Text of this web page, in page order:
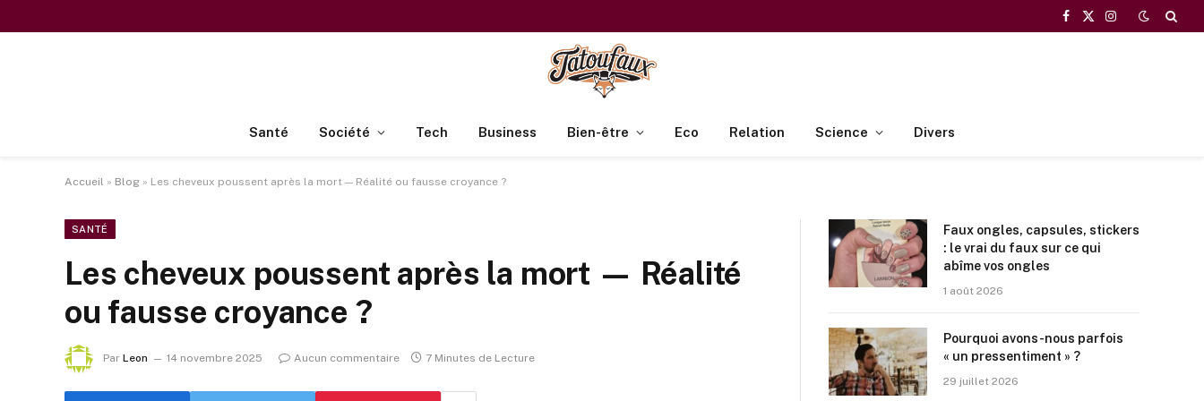
Facebook
X
Instagram
Santé Société Tech Business Bien-être Eco Relation Science Divers
Accueil » Blog » Les cheveux poussent après la mort — Réalité ou fausse croyance ?
SANTÉ
Les cheveux poussent après la mort — Réalité
ou fausse croyance ?
Par Leon 14 novembre 2025 Aucun commentaire 7 Minutes de Lecture
Faux ongles, capsules, stickers
: le vrai du faux sur ce qui
abîme vos ongles
1 août 2026
Pourquoi avons-nous parfois
« un pressentiment » ?
29 juillet 2026